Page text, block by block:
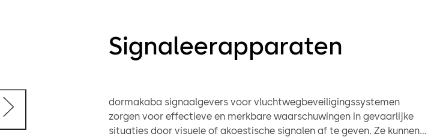
Signaleerapparaten
dormakaba signaalgevers voor vluchtwegbeveiligingssystemen
zorgen voor effectieve en merkbare waarschuwingen in gevaarlijke
situaties door visuele of akoestische signalen af te geven. Ze kunnen